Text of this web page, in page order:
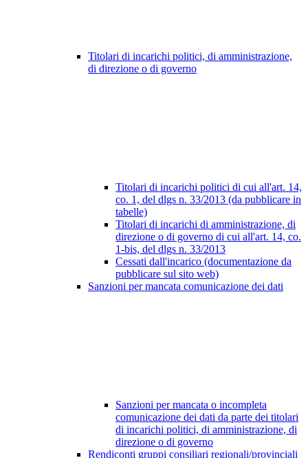
Titolari di incarichi politici, di amministrazione,
di direzione o di governo
Titolari di incarichi politici di cui all'art. 14,
co. 1, del dlgs n. 33/2013 (da pubblicare in
tabelle)
Titolari di incarichi di amministrazione, di
direzione o di governo di cui all'art. 14, co.
1-bis, del dlgs n. 33/2013
Cessati dall'incarico (documentazione da
pubblicare sul sito web)
Sanzioni per mancata comunicazione dei dati
Sanzioni per mancata o incompleta
comunicazione dei dati da parte dei titolari
di incarichi politici, di amministrazione, di
direzione o di governo
Rendiconti gruppi consiliari regionali/provinciali